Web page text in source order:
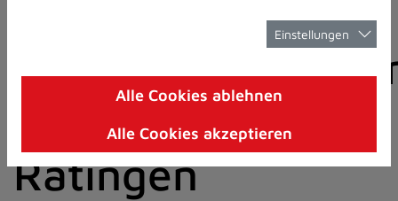
8)
I)
der Stadt
Ratingen
Einstellungen
Alle Cookies ablehnen
Alle Cookies akzeptieren